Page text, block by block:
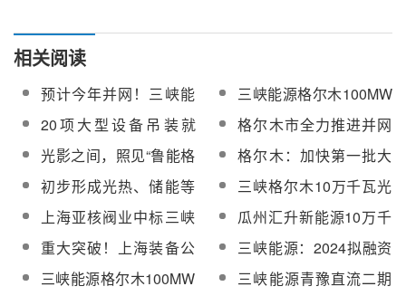
相关阅读
预计今年并网！三峡能
源格尔木100MW光热项
目吸热塔浇筑完成97％
三峡能源格尔木100MW
光热EPC总承包工程汽
包吊装顺利完成
20项大型设备吊装就
位！三峡能源格尔木
100MW光热工程取得重
要进展
格尔木市全力推进并网
光热等能源项目建设，
初步形成光热等多点发
展格局
光影之间，照见“鲁能格
尔木多能互补工程
50MW塔式光热电站”
格尔木：加快第一批大
基地三峡10万千瓦光
热、青豫直流二期外送
等项目建设
初步形成光热、储能等
多点发展格局，格尔木
加快“绿电、绿算”产业步
伐
三峡格尔木10万千瓦光
热工程熔盐止回阀、国
产疏盐阀等中标候选人
公示
上海亚核阀业中标三峡
格尔木10万千瓦光热工
程熔盐止回阀、国产疏
盐阀
瓜州汇升新能源10万千
瓦光热+60万千瓦风电
示范项目申报方案编制
及相关技术服务采购
重大突破！上海装备公
司100MW级塔式太阳能
光热电站熔盐泵国产化
三峡能源：2024拟融资
791亿元用于风、光项
目建设
三峡能源格尔木100MW
三峡能源青豫直流二期